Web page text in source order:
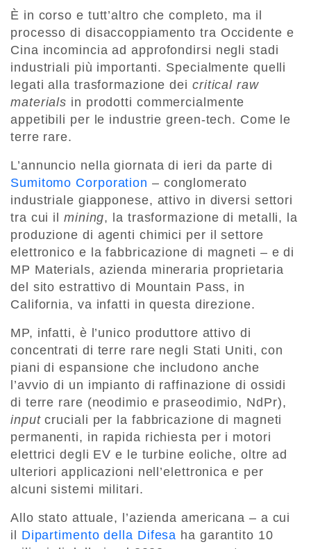
È in corso e tutt’altro che completo, ma il
processo di disaccoppiamento tra Occidente e
Cina incomincia ad approfondirsi negli stadi
industriali più importanti. Specialmente quelli
legati alla trasformazione dei critical raw
materials in prodotti commercialmente
appetibili per le industrie green-tech. Come le
terre rare.
L’annuncio nella giornata di ieri da parte di
Sumitomo Corporation – conglomerato
industriale giapponese, attivo in diversi settori
tra cui il mining, la trasformazione di metalli, la
produzione di agenti chimici per il settore
elettronico e la fabbricazione di magneti – e di
MP Materials, azienda mineraria proprietaria
del sito estrattivo di Mountain Pass, in
California, va infatti in questa direzione.
MP, infatti, è l’unico produttore attivo di
concentrati di terre rare negli Stati Uniti, con
piani di espansione che includono anche
l’avvio di un impianto di raffinazione di ossidi
di terre rare (neodimio e praseodimio, NdPr),
inputcruciali per la fabbricazione di magneti
permanenti, in rapida richiesta per i motori
elettrici degli EV e le turbine eoliche, oltre ad
ulteriori applicazioni nell’elettronica e per
alcuni sistemi militari.
Allo stato attuale, l’azienda americana – a cui
il Dipartimento della Difesa ha garantito 10